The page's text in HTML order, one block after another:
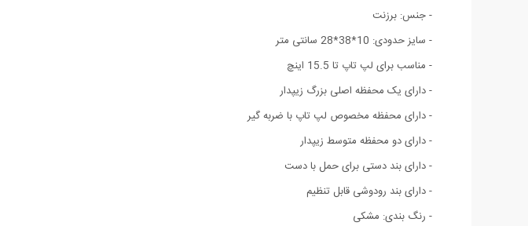
- جنس: برزنت
- سایز حدودی: 10*38*28 سانتی متر
- مناسب برای لپ تاپ تا 15.5 اینچ
- دارای یک محفظه اصلی بزرگ زیپدار
- دارای محفظه مخصوص لپ تاپ با ضربه گیر
- دارای دو محفظه متوسط زیپدار
- دارای بند دستی برای حمل با دست
- دارای بند رودوشی قابل تنظیم
- رنگ بندی: مشکی